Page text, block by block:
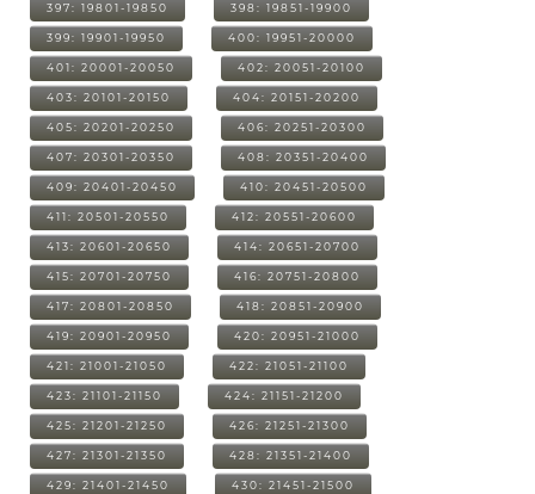
397: 19801-19850 398: 19851-19900
399: 19901-19950 400: 19951-20000
401: 20001-20050 402: 20051-20100
403: 20101-20150 404: 20151-20200
405: 20201-20250 406: 20251-20300
407: 20301-20350 408: 20351-20400
409: 20401-20450 410: 20451-20500
411: 20501-20550 412: 20551-20600
413: 20601-20650 414: 20651-20700
415: 20701-20750 416: 20751-20800
417: 20801-20850 418: 20851-20900
419: 20901-20950 420: 20951-21000
421: 21001-21050 422: 21051-21100
423: 21101-21150 424: 21151-21200
425: 21201-21250 426: 21251-21300
427: 21301-21350 428: 21351-21400
429: 21401-21450 430: 21451-21500